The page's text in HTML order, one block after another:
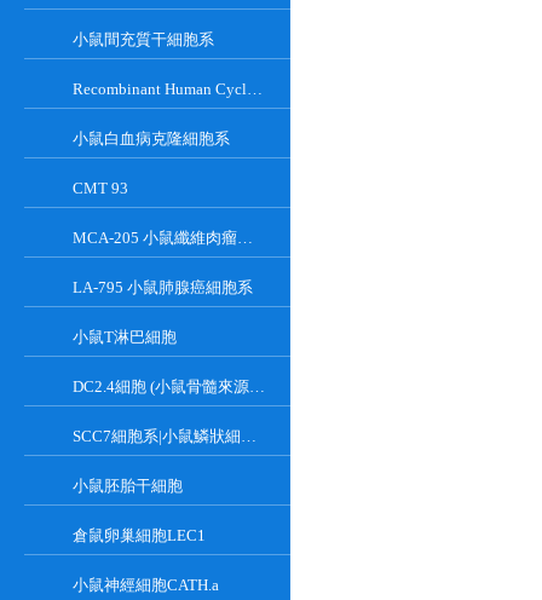
小鼠間充質干細胞系
Recombinant Human Cyclin-Dependent Kinase Inhibitor 2A
小鼠白血病克隆細胞系
CMT 93
MCA-205 小鼠纖維肉瘤細胞系
LA-795 小鼠肺腺癌細胞系
小鼠T淋巴細胞
DC2.4細胞 (小鼠骨髓來源樹突狀細胞)
SCC7細胞系|小鼠鱗狀細胞癌細胞
小鼠胚胎干細胞
倉鼠卵巢細胞LEC1
小鼠神經細胞CATH.a